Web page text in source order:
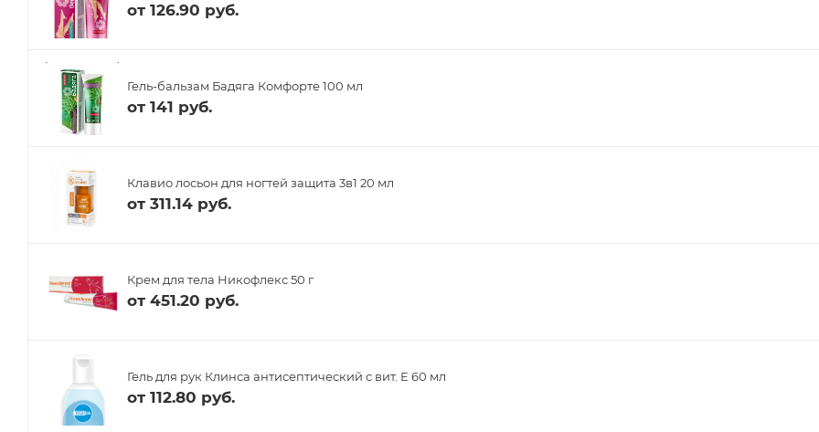
от 126.90 руб.
Гель-бальзам Бадяга Комфорте 100 мл
от 141 руб.
Клавио лосьон для ногтей защита 3в1 20 мл
от 311.14 руб.
Крем для тела Никофлекс 50 г
от 451.20 руб.
Гель для рук Клинса антисептический с вит. Е 60 мл
от 112.80 руб.